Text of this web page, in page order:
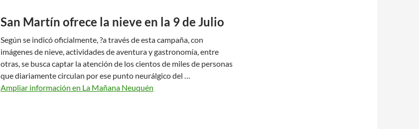
San Martín ofrece la nieve en la 9 de Julio
Según se indicó oficialmente, ?a través de esta campaña, con
imágenes de nieve, actividades de aventura y gastronomía, entre
otras, se busca captar la atención de los cientos de miles de personas
que diariamente circulan por ese punto neurálgico del …
Ampliar información en La Mañana Neuquén